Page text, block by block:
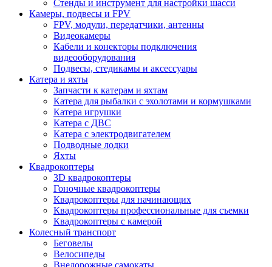
Стенды и инструмент для настройки шасси
Камеры, подвесы и FPV
FPV, модули, передатчики, антенны
Видеокамеры
Кабели и конекторы подключения
видеооборудования
Подвесы, стедикамы и аксессуары
Катера и яхты
Запчасти к катерам и яхтам
Катера для рыбалки с эхолотами и кормушками
Катера игрушки
Катера с ДВС
Катера с электродвигателем
Подводные лодки
Яхты
Квадрокоптеры
3D квадрокоптеры
Гоночные квадрокоптеры
Квадрокоптеры для начинающих
Квадрокоптеры профессиональные для съемки
Квадрокоптеры с камерой
Колесный транспорт
Беговелы
Велосипеды
Внедорожные самокаты